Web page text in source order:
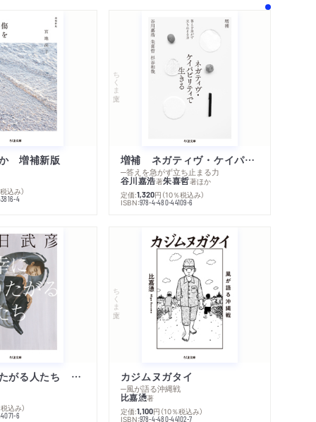
著作者プロフィール
の／食いしん棒
増補新版
込み）
4
ちくま文庫
増補 ネガティヴ・ケイパビリティで生きる
─答えを急がず立ち止まる力
谷川嘉浩著朱喜哲著ほか
定価:1,320円 （10％税込み）
ISBN:978-4-480-44109-6
不幸になりたがる人たち 増補新版
込み）
6
ちくま文庫
カジムヌガタイ
─風が語る沖縄戦
比嘉慂著
定価:1,100円 （10％税込み）
ISBN:978-4-480-44102-7